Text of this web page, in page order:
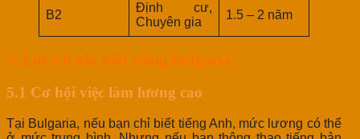
B2
Định cư,
Chuyên gia
1.5 – 2 năm
5. Lợi ích khi biết tiếng Bulgaria
5.1 Cơ hội việc làm lương cao
Tại Bulgaria, nếu bạn chỉ biết tiếng Anh, mức lương có thể